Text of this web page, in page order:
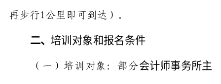
再步行1 公里即可到达）。
二、 培训对象和报名条件
（一）培训对象：部分会计师事务所主